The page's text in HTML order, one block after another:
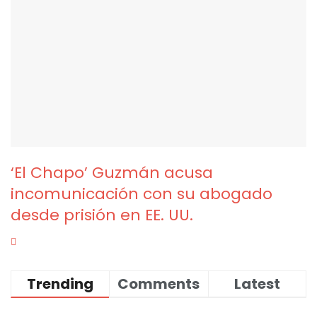
‘El Chapo’ Guzmán acusa
incomunicación con su abogado
desde prisión en EE. UU.
Trending Comments Latest